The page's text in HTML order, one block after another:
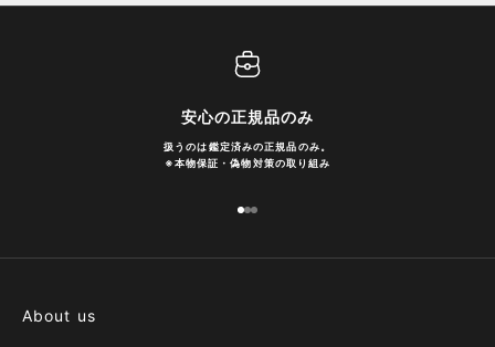
安心の正規品のみ
扱うのは鑑定済みの正規品のみ。
※本物保証・偽物対策の取り組み
I18n Error: Missing interpolation
I18n Error: Missing interpolation
I18n Error: Missing interpolation
About us